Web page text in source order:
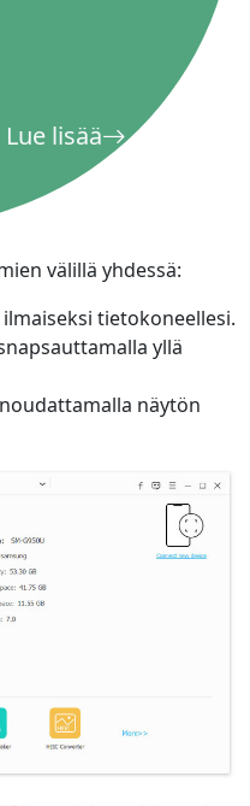
Lue lisää
välillä yhdessä:
ilmaiseksi tietokoneellesi.
yllä
näytön